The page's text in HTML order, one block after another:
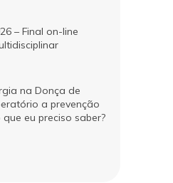
– Final on-line
na Donça de
a prevenção
eu preciso saber?